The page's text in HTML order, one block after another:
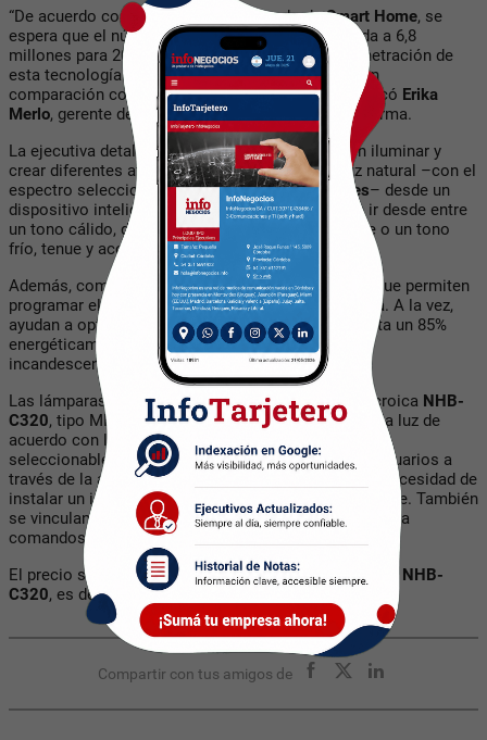
“De acuerdo con
Statista , en el mercado deSmart Home, se
espera que el número de hogares activos ascienda a 6,8
millones para 2027 en Argentina, por lo que la penetración de
esta tecnología en los hogares llegaría al 41,7%, en
comparación con el 15% alcanzado en 2022", destacó Erika
Merlo, gerente de territorio para el Cono Sur de la firma.
La ejecutiva detalló que estas lámparas permiten iluminar y
crear diferentes atmósferas con patrones de luz natural –con el
espectro seleccionable de16 millones de colores– desde un
dispositivo inteligente, con opciones que pueden ir desde entre
un tono cálido, diurno y vibrante para concentrarse o un tono
frío, tenue y acogedor para relajarse.
Además, complementan la seguridad del hogar ya que permiten
programar el encendido y apagado en forma remota. A la vez,
ayudan a optimizar el uso de la energía por ser hasta un 85%
energéticamente más eficientes que las lámparas
incandescentes tradicionales.
Las lámparas multicolor NHB-C120 , tipo A19, y dicroica NHB-
C320, tipo MR16 permiten regular la intensidad de la luz de
acuerdo con la actividad que se realice, con escenas
seleccionables conforme a las preferenciasde los usuarios a
través de la aplicación
y sin necesidad de
instalar un interruptor con atenuador de brillo regulable. También
se vinculan con asistentes hogareños para responder a
comandos de voz.
El precio sugerido de la lámpara wifi dicroica, modelo NHB-
C320, es de $3.800 pesos.
Compartir con tus amigos de